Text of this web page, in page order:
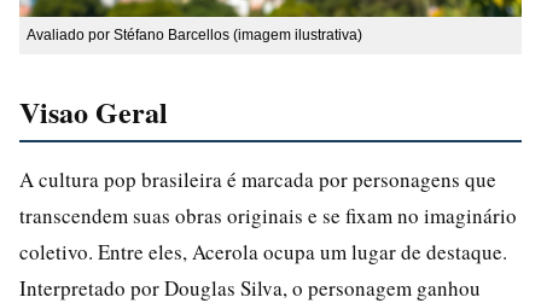
Avaliado por Stéfano Barcellos (imagem ilustrativa)
Visao Geral
A cultura pop brasileira é marcada por personagens que
transcendem suas obras originais e se fixam no imaginário
coletivo. Entre eles, Acerola ocupa um lugar de destaque.
Interpretado por Douglas Silva, o personagem ganhou